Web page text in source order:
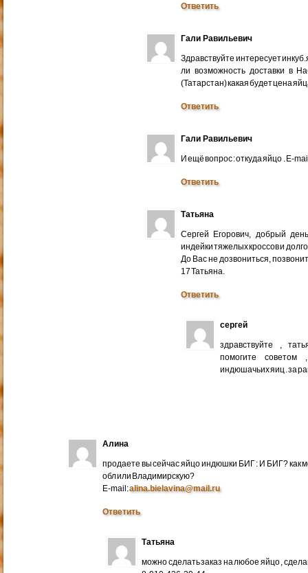
Ответить
Гали Равильевич
Здравствуйте интересует
ли возможность доставки в
(Татарстан) какая будет цена
Ответить
Гали Равильевич
И ещё вопрос : откуда яйцо . E-
Ответить
Татьяна
Сергей Егорович, добрый
индейки тяжелых кроссов и
До Вас не дозвониться,
17 Татьяна.
Ответить
сергей
здравствуйте ,
помогите
индюшачьих яиц . за
Алина
продаете вы сейчас яйцо индюшки БИГ : И БИГ? как
обл или Владимирскую?
E-mail:alina.bielavina@mail.ru
Ответить
Татьяна
можно сделать заказ на любое яйцо ,